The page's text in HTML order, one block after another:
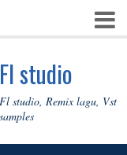
studio
studio, Remix lagu, Vst